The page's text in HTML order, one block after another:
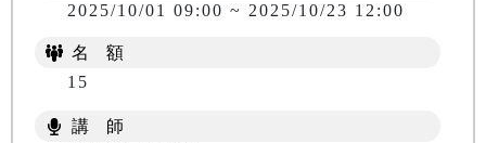
2025/10/01 09:00 ~ 2025/10/23 12:00
名 額
15
講 師